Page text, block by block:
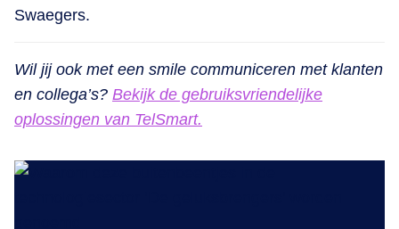
Swaegers.
Wil jij ook met een smile communiceren met klanten
en collega’s? Bekijk de gebruiksvriendelijke
oplossingen van TelSmart.